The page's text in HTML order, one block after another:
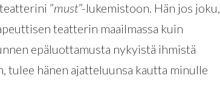
”must”-lukemistoon. Hän jos joku,
teatterin maailmassa kuin
epäluottamusta nykyistä ihmistä
hänen ajatteluunsa kautta minulle